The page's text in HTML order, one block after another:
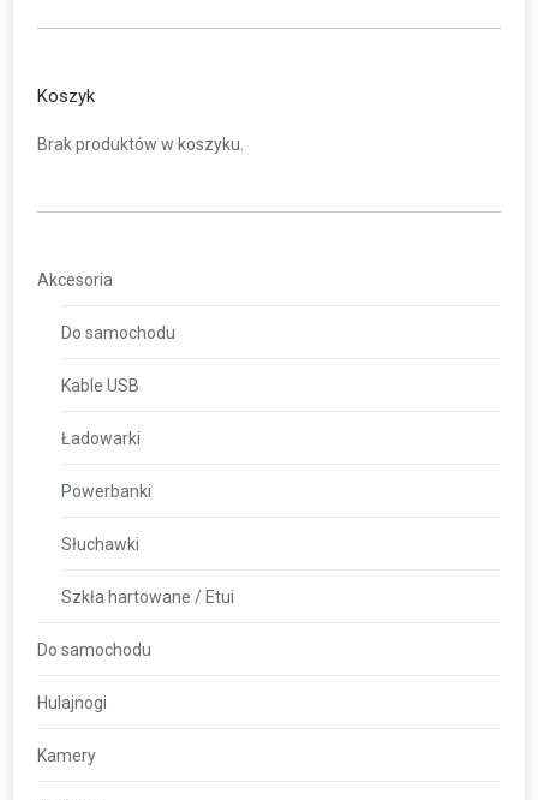
Koszyk
Brak produktów w koszyku.
Akcesoria
Do samochodu
Kable USB
Ładowarki
Powerbanki
Słuchawki
Szkła hartowane / Etui
Do samochodu
Hulajnogi
Kamery